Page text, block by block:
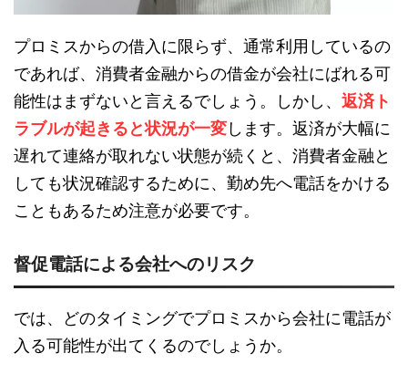
プロミスからの借入に限らず、通常利用しているの
であれば、消費者金融からの借金が会社にばれる可
能性はまずないと言えるでしょう。しかし、 返済ト
ラブルが起きると状況が一変します。返済が大幅に
遅れて連絡が取れない状態が続くと、消費者金融と
しても状況確認するために、勤め先へ電話をかける
こともあるため注意が必要です。
督促電話による会社へのリスク
では、どのタイミングでプロミスから会社に電話が
入る可能性が出てくるのでしょうか。